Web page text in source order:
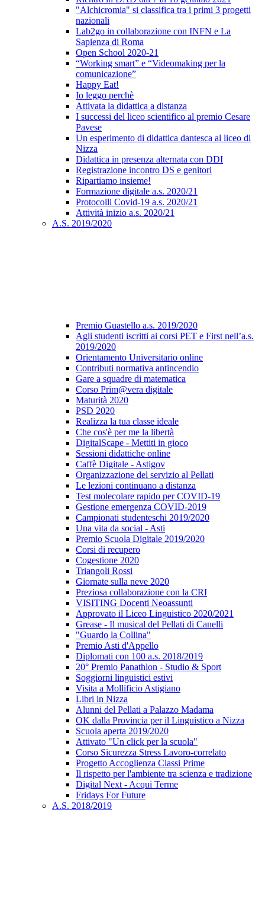
"Alchicromia" si classifica tra i primi 3 progetti
nazionali
Lab2go in collaborazione con INFN e La
Sapienza di Roma
Open School 2020-21
“Working smart” e “Videomaking per la
comunicazione”
Happy Eat!
Io leggo perchè
Attivata la didattica a distanza
I successi del liceo scientifico al premio Cesare
Pavese
Un esperimento di didattica dantesca al liceo di
Nizza
Didattica in presenza alternata con DDI
Registrazione incontro DS e genitori
Ripartiamo insieme!
Formazione digitale a.s. 2020/21
Protocolli Covid-19 a.s. 2020/21
Attività inizio a.s. 2020/21
A.S. 2019/2020
Premio Guastello a.s. 2019/2020
Agli studenti iscritti ai corsi PET e First nell’a.s.
2019/2020
Orientamento Universitario online
Contributi normativa antincendio
Gare a squadre di matematica
Corso Prim@vera digitale
Maturità 2020
PSD 2020
Realizza la tua classe ideale
Che cos'è per me la libertà
DigitalScape - Mettiti in gioco
Sessioni didattiche online
Caffè Digitale - Astigov
Organizzazione del servizio al Pellati
Le lezioni continuano a distanza
Test molecolare rapido per COVID-19
Gestione emergenza COVID-2019
Campionati studenteschi 2019/2020
Una vita da social - Asti
Premio Scuola Digitale 2019/2020
Corsi di recupero
Cogestione 2020
Triangoli Rossi
Giornate sulla neve 2020
Preziosa collaborazione con la CRI
VISITING Docenti Neoassunti
Approvato il Liceo Linguistico 2020/2021
Grease - Il musical del Pellati di Canelli
"Guardo la Collina"
Premio Asti d'Appello
Diplomati con 100 a.s. 2018/2019
20° Premio Panathlon - Studio & Sport
Soggiorni linguistici estivi
Visita a Mollificio Astigiano
Libri in Nizza
Alunni del Pellati a Palazzo Madama
OK dalla Provincia per il Linguistico a Nizza
Scuola aperta 2019/2020
Attivato "Un click per la scuola"
Corso Sicurezza Stress Lavoro-correlato
Progetto Accoglienza Classi Prime
Il rispetto per l'ambiente tra scienza e tradizione
Digital Next - Acqui Terme
Fridays For Future
A.S. 2018/2019